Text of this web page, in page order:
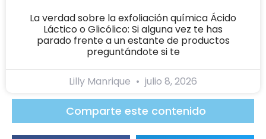
La verdad sobre la exfoliación química Ácido
Láctico o Glicólico: Si alguna vez te has
parado frente a un estante de productos
preguntándote si te
Lilly Manrique julio 8, 2026
Comparte este contenido